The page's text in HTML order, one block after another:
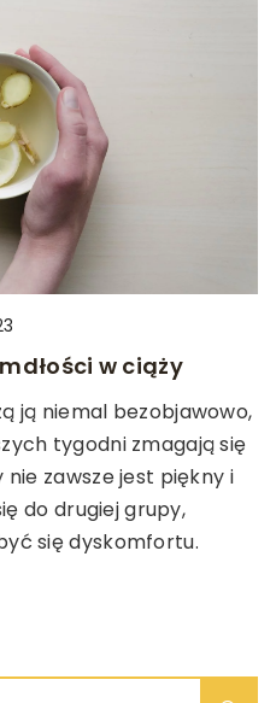
w ciąży
ją niemal bezobjawowo,
tygodni zmagają się
nie zawsze jest piękny i
do drugiej grupy,
się dyskomfortu.